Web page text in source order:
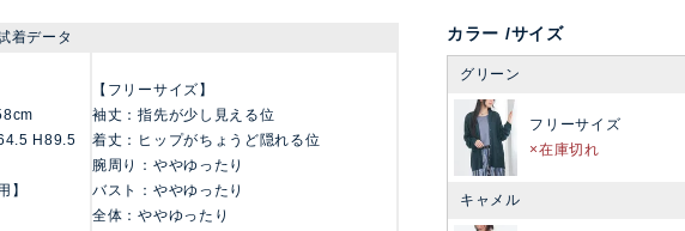
カラー サイズ
グリーン
フリーサイズ
在庫切れ
キャメル
着データ
H89.5
】
【フリーサイズ】
袖丈：指先が少し見える位
着丈：ヒップがちょうど隠れる位
腕周り：ややゆったり
バスト：ややゆったり
全体：ややゆったり